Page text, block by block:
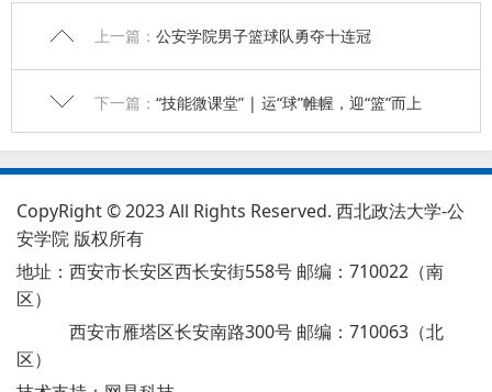
上一篇： 公安学院男子篮球队勇夺十连冠
下一篇： “技能微课堂” | 运“球”帷幄，迎“篮”而上
CopyRight © 2023 All Rights Reserved. 西北政法大学-公
安学院 版权所有
地址：西安市长安区西长安街558号 邮编：710022（南
区）
西安市雁塔区长安南路300号 邮编：710063（北
区）